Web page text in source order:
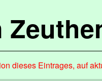
dieses Eintrages, auf